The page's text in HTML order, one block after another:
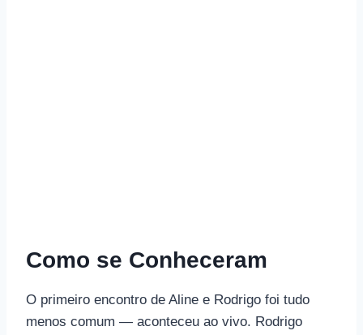
Como se Conheceram
O primeiro encontro de Aline e Rodrigo foi tudo
menos comum — aconteceu ao vivo. Rodrigo